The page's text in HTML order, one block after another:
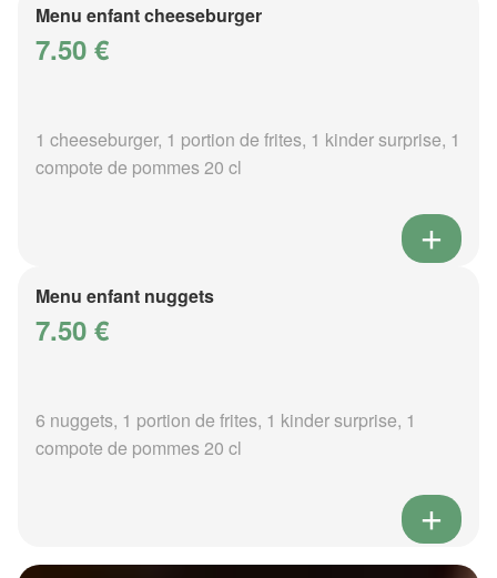
Menu enfant cheeseburger
7.50 €
1 cheeseburger, 1 portion de frites, 1 kinder surprise, 1
compote de pommes 20 cl
Menu enfant nuggets
7.50 €
6 nuggets, 1 portion de frites, 1 kinder surprise, 1
compote de pommes 20 cl